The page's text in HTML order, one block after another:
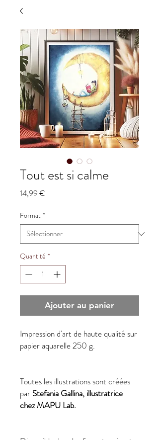
Tout est si calme
14,99 €
Format *
Quantité *
Ajouter au panier
Impression d'art de haute qualité sur
papier aquarelle 250 g.
Toutes les illustrations sont créées
par Stefania Gallina, illustratrice
chez MAPU Lab.